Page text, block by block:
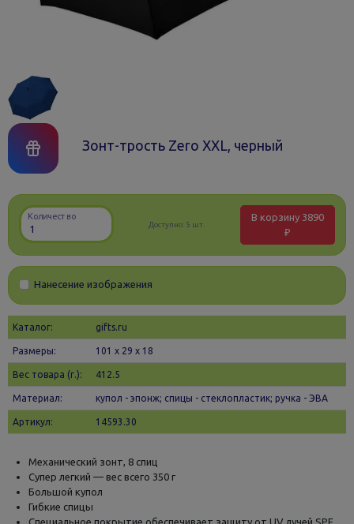
Зонт-трость Zero XXL, черный
Количество
Доступно: 5 шт.
В корзину 3890
₽
Нанесение изображения
Каталог: gifts.ru
Размеры: 101 х 29 x 18
Вес товара (г.): 412.5
Материал: купол - эпонж; спицы - стеклопластик; ручка - ЭВА
Артикул: 14593.30
Механический зонт, 8 спиц
Супер легкий — вес всего 350 г
Большой купол
Гибкие спицы
Специальное покрытие обеспечивает защиту от UV лучей SPF